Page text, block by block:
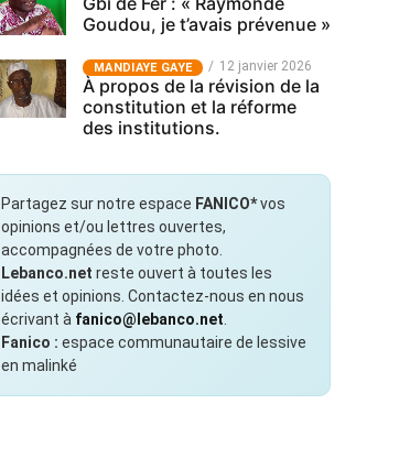
Goudou, je t’avais prévenue »
MANDIAYE GAYE 12 janvier 2026
À propos de la révision de la
constitution et la réforme
des institutions.
Partagez sur notre espace FANICO*vos
opinions et/ou lettres ouvertes,
accompagnées de votre photo.
Lebanco.net reste ouvert à toutes les
idées et opinions. Contactez-nous en nous
écrivant à fanico@lebanco.net
Fanico : espace communautaire de lessive
en malinké